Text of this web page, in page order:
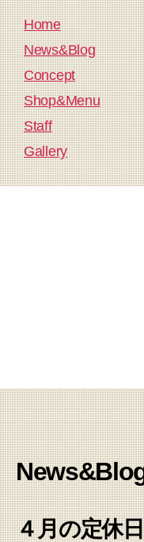
Home
News&Blog
Concept
Shop&Menu
Staff
Gallery
４月の定休日